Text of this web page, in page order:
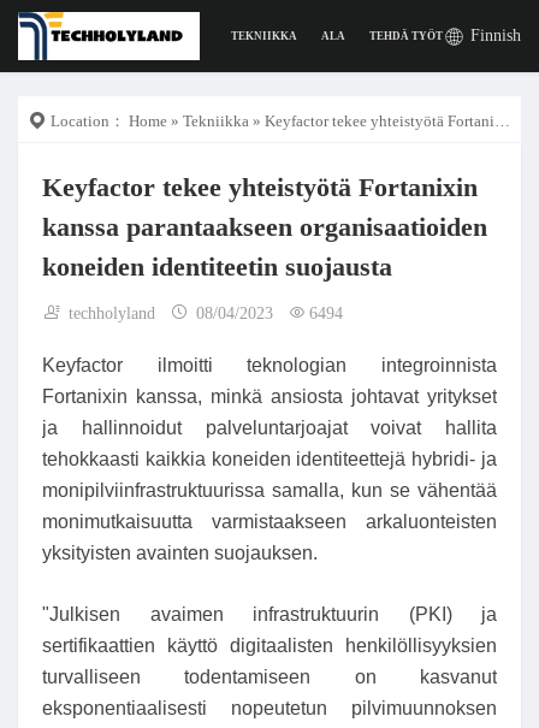
TEKNIIKKA ALA TEHDÄ TYÖTÄ Finnish
Location： Home » Tekniikka » Keyfactor tekee yhteistyötä Fortanixin kanssa parantaakseen organisaatioiden koneiden identiteetin suojausta
Keyfactor tekee yhteistyötä Fortanixin
kanssa parantaakseen organisaatioiden
koneiden identiteetin suojausta
techholyland 08/04/2023 6494
Keyfactor ilmoitti teknologian integroinnista
Fortanixin kanssa, minkä ansiosta johtavat yritykset
ja hallinnoidut palveluntarjoajat voivat hallita
tehokkaasti kaikkia koneiden identiteettejä hybridi- ja
monipilviinfrastruktuurissa samalla, kun se vähentää
monimutkaisuutta varmistaakseen arkaluonteisten
yksityisten avainten suojauksen.
"Julkisen avaimen infrastruktuurin (PKI) ja
sertifikaattien käyttö digitaalisten henkilöllisyyksien
turvalliseen todentamiseen on kasvanut
eksponentiaalisesti nopeutetun pilvimuunnoksen